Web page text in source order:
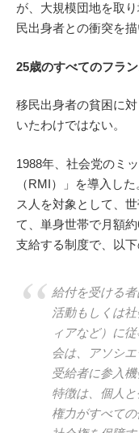
が、大規模団地を取
民出身者との衝突を描
25歳のすべてのフラ
移民出身者の貧困に
いたわけではない。
1988年、社会党のミ
（RMI）」を導入し
ス人を対象として、
て、単身世帯で月額
支給する制度で、以下
給付を受ける
活動もしくは
ィアなど）に
会は、アソシ
受給者に参入
特徴は、個人
権力がすべて